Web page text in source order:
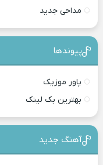
مداحی جدید
پیوندها
پاور موزیک
بهترین بک لینک
آهنگ جدید